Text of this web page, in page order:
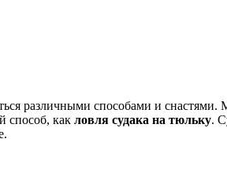
различными способами и снастями.
способ, как ловля судака на тюльку.